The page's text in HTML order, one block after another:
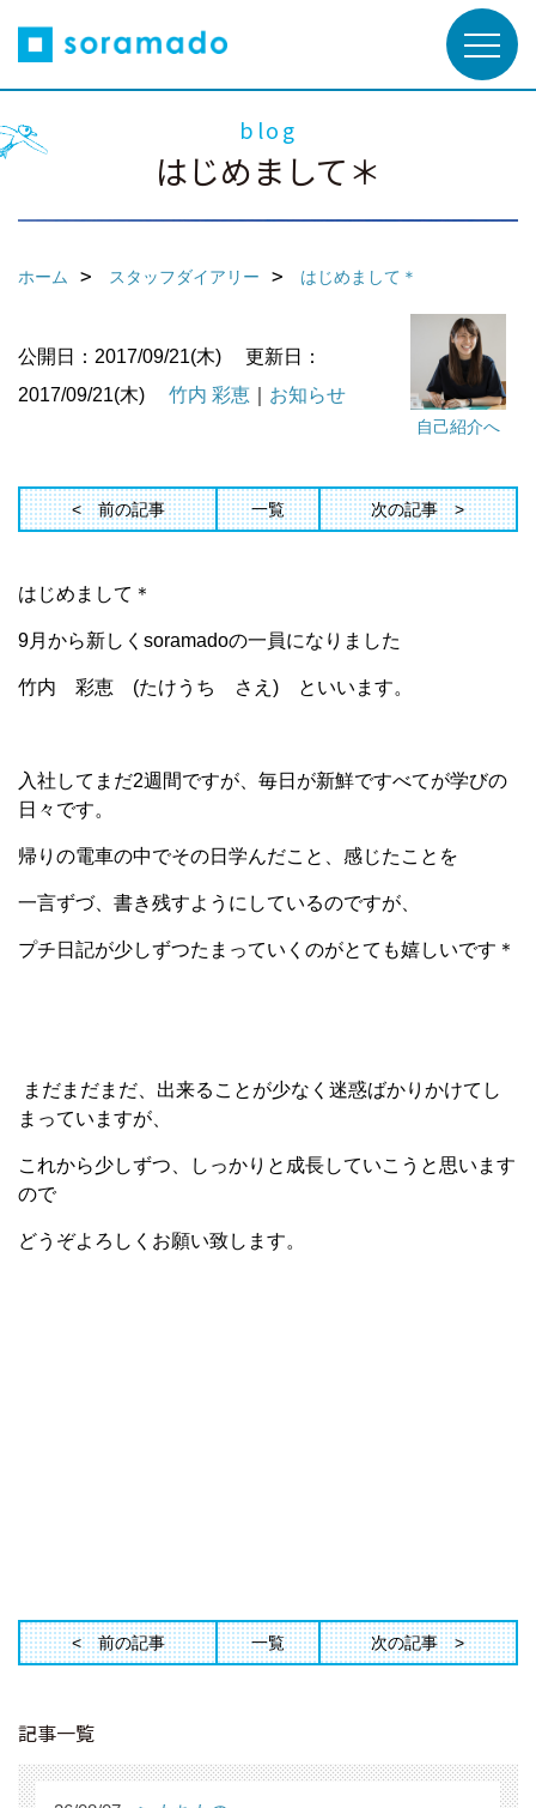
blog
はじめまして＊
ホーム スタッフダイアリー はじめまして＊
自己紹介へ
公開日：2017/09/21(木)
更新日：
2017/09/21(木)
竹内 彩恵 お知らせ
前の記事 一覧 次の記事
はじめまして＊
9月から新しくsoramadoの一員になりました
竹内 彩恵 (たけうち さえ) といいます。
入社してまだ2週間ですが、毎日が新鮮ですべてが学びの
日々です。
帰りの電車の中でその日学んだこと、感じたことを
一言ずづ、書き残すようにしているのですが、
プチ日記が少しずつたまっていくのがとても嬉しいです＊
まだまだまだ、出来ることが少なく迷惑ばかりかけてし
まっていますが、
これから少しずつ、しっかりと成長していこうと思います
ので
どうぞよろしくお願い致します。
前の記事 一覧 次の記事
記事一覧